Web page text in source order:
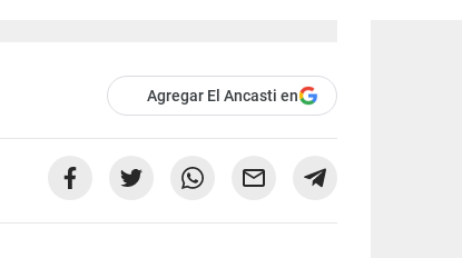
Agregar El Ancasti en